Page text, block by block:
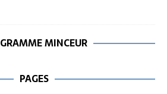
MINCEUR
PAGES